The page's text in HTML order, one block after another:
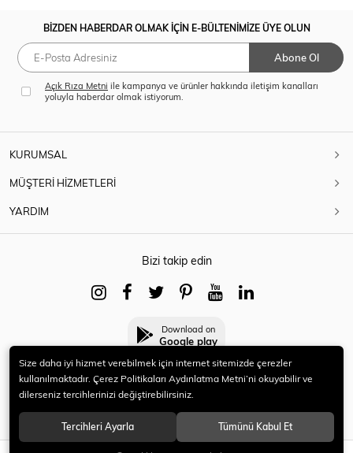
BİZDEN HABERDAR OLMAK İÇİN E-BÜLTENİMİZE ÜYE OLUN
Abone Ol
Açık Rıza Metni ile kampanya ve ürünler hakkında iletişim kanalları
yoluyla haberdar olmak istiyorum.
KURUMSAL
MÜŞTERİ HİZMETLERİ
YARDIM
Bizi takip edin
Download on
Google play
© 2021 HERYENİ. Tüm hakları saklıdır.
Size daha iyi hizmet verebilmek için internet sitemizde çerezler
kullanılmaktadır. Çerez Politikaları Aydınlatma Metni’ni okuyabilir ve
dilerseniz tercihlerinizi değiştirebilirsiniz.
Tercihleri Ayarla Tümünü Kabul Et